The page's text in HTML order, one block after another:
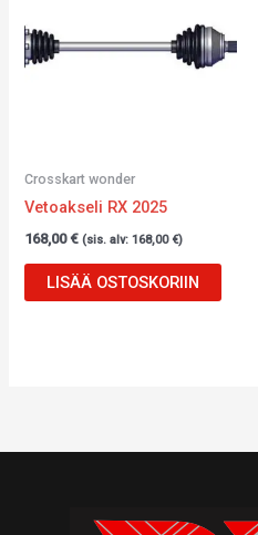
Crosskart wonder
Vetoakseli RX 2025
168,00€ (sis. alv:168,00 €)
LISÄÄ OSTOSKORIIN